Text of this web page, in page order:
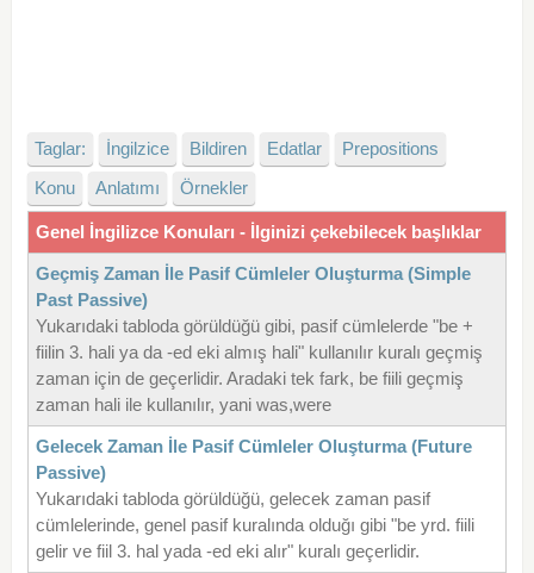
Taglar: İngilzice Bildiren Edatlar
Prepositions
Konu
Anlatımı Örnekler
Genel İngilizce Konuları - İlginizi çekebilecek başlıklar
Geçmiş Zaman İle Pasif Cümleler Oluşturma (Simple
Past Passive)
Yukarıdaki tabloda görüldüğü gibi, pasif cümlelerde "be +
fiilin 3. hali ya da -ed eki almış hali" kullanılır kuralı geçmiş
zaman için de geçerlidir. Aradaki tek fark, be fiili geçmiş
zaman hali ile kullanılır, yani was,were
Gelecek Zaman İle Pasif Cümleler Oluşturma (Future
Passive)
Yukarıdaki tabloda görüldüğü, gelecek zaman pasif
cümlelerinde, genel pasif kuralında olduğı gibi "be yrd. fiili
gelir ve fiil 3. hal yada -ed eki alır" kuralı geçerlidir.